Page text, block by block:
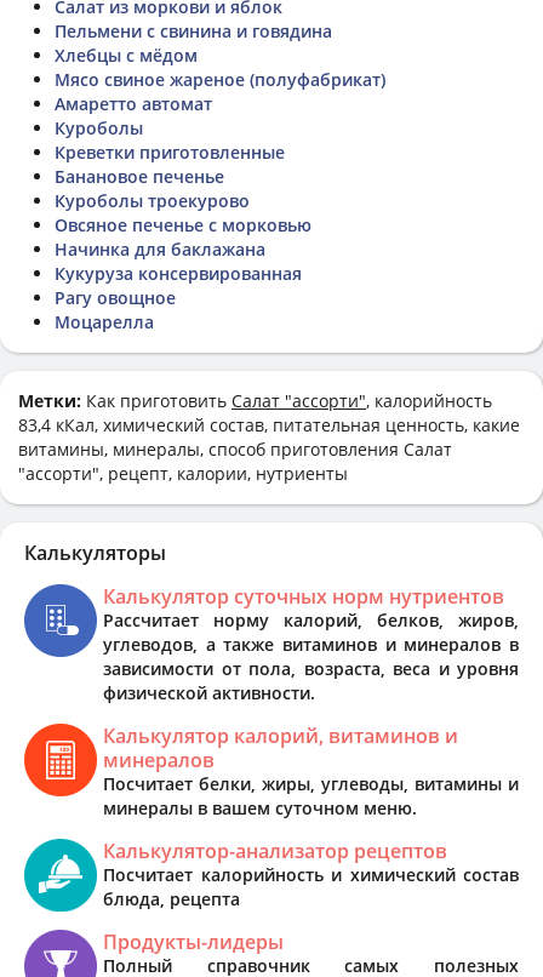
Салат из моркови и яблок
Пельмени с свинина и говядина
Хлебцы с мёдом
Мясо свиное жареное (полуфабрикат)
Амаретто автомат
Куроболы
Креветки приготовленные
Банановое печенье
Куроболы троекурово
Овсяное печенье с морковью
Начинка для баклажана
Кукуруза консервированная
Рагу овощное
Моцарелла
Метки: Как приготовить Салат "ассорти", калорийность
83,4 кКал, химический состав, питательная ценность, какие
витамины, минералы, способ приготовления Салат
"ассорти", рецепт, калории, нутриенты
Калькуляторы
Калькулятор суточных норм нутриентов
Рассчитает норму калорий, белков, жиров,
углеводов, а также витаминов и минералов в
зависимости от пола, возраста, веса и уровня
физической активности.
Калькулятор калорий, витаминов и
минералов
Посчитает белки, жиры, углеводы, витамины и
минералы в вашем суточном меню.
Калькулятор-анализатор рецептов
Посчитает калорийность и химический состав
блюда, рецепта
Продукты-лидеры
Полный справочник самых полезных